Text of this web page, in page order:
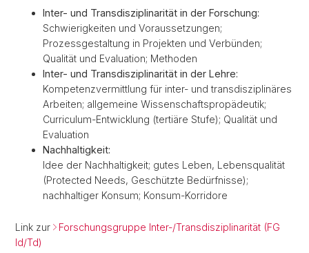
Inter- und Transdisziplinarität in der Forschung:
Schwierigkeiten und Voraussetzungen;
Prozessgestaltung in Projekten und Verbünden;
Qualität und Evaluation; Methoden
Inter- und Transdisziplinarität in der Lehre:
Kompetenzvermittlung für inter- und transdisziplinäres
Arbeiten; allgemeine Wissenschaftspropädeutik;
Curriculum-Entwicklung (tertiäre Stufe); Qualität und
Evaluation
Nachhaltigkeit:
Idee der Nachhaltigkeit; gutes Leben, Lebensqualität
(Protected Needs, Geschützte Bedürfnisse);
nachhaltiger Konsum; Konsum-Korridore
Link zur
Forschungsgruppe Inter-/Transdisziplinarität (FG
Id/Td)